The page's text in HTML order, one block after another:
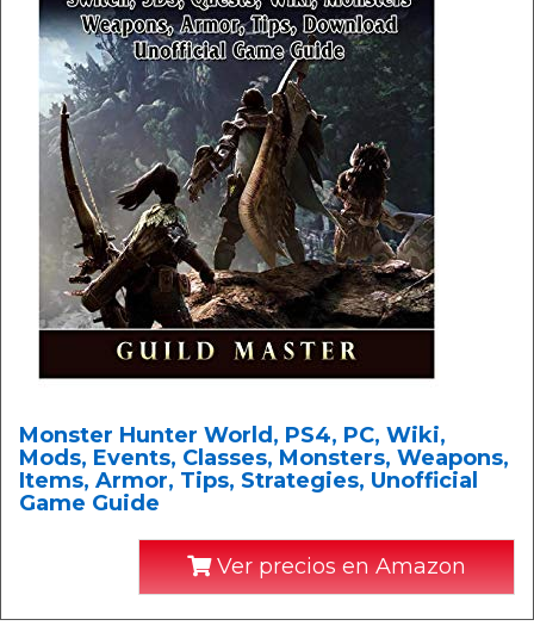
Monster Hunter World, PS4, PC, Wiki,
Mods, Events, Classes, Monsters, Weapons,
Items, Armor, Tips, Strategies, Unofficial
Game Guide
Ver precios en Amazon